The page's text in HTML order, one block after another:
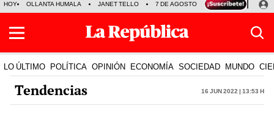
HOY OLLANTA HUMALA JANET TELLO 7 DE AGOSTO TINKA RESULTADOS
LO ÚLTIMO POLÍTICA OPINIÓN ECONOMÍA SOCIEDAD MUNDO
Tendencias 16 Jun 2022 | 13:53 h